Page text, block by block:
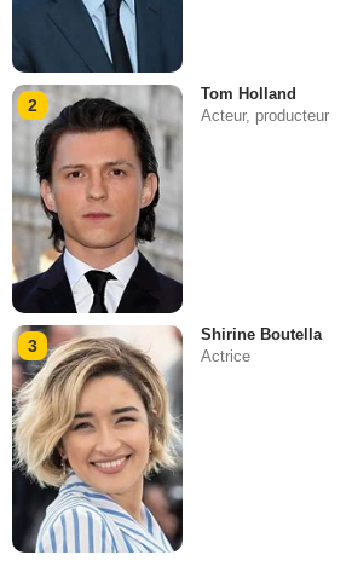
2
Tom Holland
Acteur, producteur
3
Shirine Boutella
Actrice